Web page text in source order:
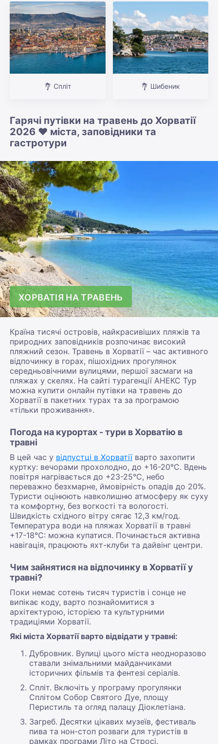
Спліт Шибеник
Гарячі путівки на травень до Хорватії
2026 ❤️ міста, заповідники та
гастротури
ХОРВАТІЯ НА ТРАВЕНЬ
Країна тисячі островів, найкрасивіших пляжів та
природних заповідників розпочинає високий
пляжний сезон. Травень в Хорватії – час активного
відпочинку в горах, пішохідних прогулянок
середньовічними вулицями, першої засмаги на
пляжах у скелях. На сайті турагенції АНЕКС Тур
можна купити онлайн путівки на травень до
Хорватії в пакетних турах та за програмою
«тільки проживання».
Погода на курортах - тури в Хорватію в
травні
В цей час у відпустці в Хорватіїварто захопити
куртку: вечорами прохолодно, до +16-20°С. Вдень
повітря нагрівається до +23-25°С, небо
переважно безхмарне, ймовірність опадів до 20%.
Туристи оцінюють навколишню атмосферу як суху
та комфортну, без вогкості та вологості.
Швидкість східного вітру сягає 12,3 км/год.
Температура води на пляжах Хорватії в травні
+17-18°С: можна купатися. Починається активна
навігація, працюють яхт-клуби та дайвінг центри.
Чим зайнятися на відпочинку в Хорватії у
травні?
Поки немає сотень тисяч туристів і сонце не
випікає коду, варто познайомитися з
архітектурою, історією та культурними
традиціями Хорватії.
Які міста Хорватії варто відвідати у травні:
Дубровник. Вулиці цього міста неодноразово
ставали знімальними майданчиками
історичних фільмів та фентезі серіалів.
Спліт. Включіть у програму прогулянки
Сплітом Собор Святого Дуе, площу
Перистиль та огляд палацу Діоклетіана.
Загреб. Десятки цікавих музеїв, фестиваль
пива та нон-стоп розваги для туристів в
рамках програми Літо на Стросі.